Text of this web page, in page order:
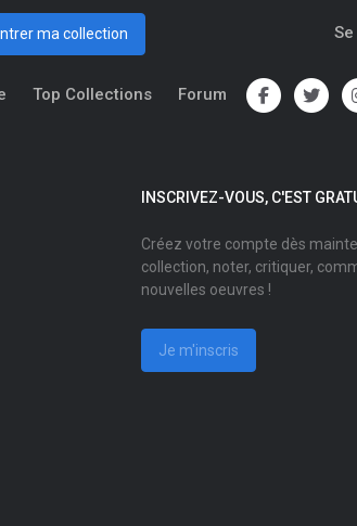
ma collection
Top Collections Forum
INSCRIVEZ-VOUS, C'EST
Créez votre compte dès
collection, noter, critiquer,
nouvelles oeuvres !
Je m'inscris